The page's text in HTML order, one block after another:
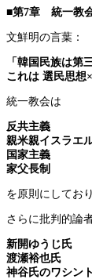
■第7章 統一教
文鮮明の言葉：
「韓国民族は第
これは 選民思想
統一教会は
反共主義
親米親イスラエ
国家主義
家父長制
を原則にしてお
さらに批判的論者
新開ゆうじ氏
渡瀬裕也氏
神谷氏のワシン